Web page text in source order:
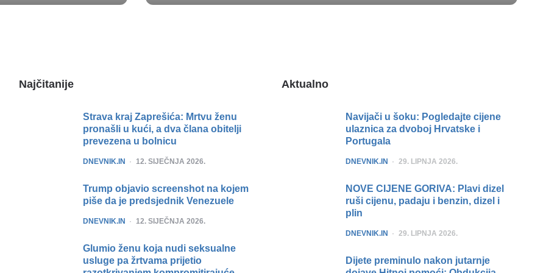
Najčitanije
Strava kraj Zaprešića: Mrtvu ženu
pronašli u kući, a dva člana obitelji
prevezena u bolnicu
POSTED
DNEVNIK.IN 12. SIJEČNJA 2026.
Trump objavio screenshot na kojem
piše da je predsjednik Venezuele
POSTED
DNEVNIK.IN 12. SIJEČNJA 2026.
Glumio ženu koja nudi seksualne
usluge pa žrtvama prijetio
Aktualno
Navijači u šoku: Pogledajte cijene
ulaznica za dvoboj Hrvatske i
Portugala
POSTED
DNEVNIK.IN 29. LIPNJA 2026.
NOVE CIJENE GORIVA: Plavi dizel
ruši cijenu, padaju i benzin, dizel i
plin
POSTED
DNEVNIK.IN 29. LIPNJA 2026.
Dijete preminulo nakon jutarnje